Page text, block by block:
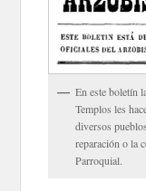
En este boletín
Templos les
diversos
reparación o la
Parroquial.